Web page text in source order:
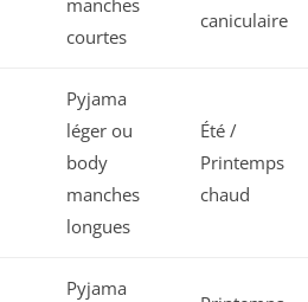
manches
courtes
caniculaire
Pyjama
léger ou
body
manches
longues
Été /
Printemps
chaud
Pyjama